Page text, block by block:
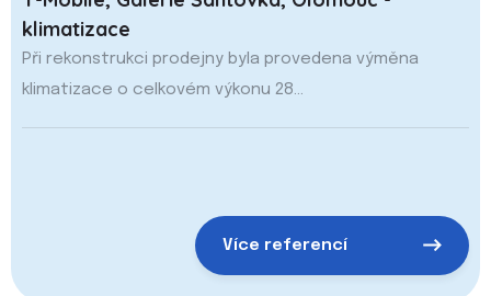
klimatizace
Při rekonstrukci prodejny byla provedena výměna
klimatizace o celkovém výkonu 28...
Více referencí